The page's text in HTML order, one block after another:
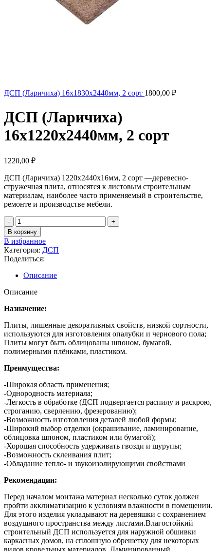
ДСП (Ларичиха) 16х1830х2440мм, 2 сорт 1800,00 ₽
ДСП (Ларичиха)
16х1220х2440мм, 2 сорт
1220,00 ₽
ДСП (Ларичиха) 1220х2440х16мм, 2 сорт —деревесно-
стружечная плита, относятся к листовым строительным
материалам, наиболее часто применяемый в строительстве,
ремонте и производстве мебели.
В корзину
В избранное
Категория: ДСП
Поделиться:
Описание
Описание
Назначение:
Плиты, лишенные декоративных свойств, низкой сортности,
используются для изготовления опалубки и чернового пола;
Плиты могут быть облицованы шпоном, бумагой,
полимерными плёнками, пластиком.
Преимущества:
-Широкая область применения;
-Однородность материала;
-Легкость в обработке (ДСП подвергается распилу и раскрою,
строганию, сверлению, фрезерованию);
-Возможность изготовления деталей любой формы;
-Широкий выбор отделки (окрашивание, ламинирование,
облицовка шпоном, пластиком или бумагой);
-Хорошая способность удерживать гвозди и шурупы;
-Возможность склеивания плит;
-Обладание тепло- и звукоизолирующими свойствами
Рекомендации:
Перед началом монтажа материал несколько суток должен
пройти акклиматизацию к условиям влажности в помещении.
Для этого изделия укладывают на деревяшки с сохранением
воздушного пространства между листами.Влагостойкий
строительный ДСП используется для наружной обшивки
каркасных домов, на сплошную обрешетку для некоторых
видов кровельных материалов. Ламинированный